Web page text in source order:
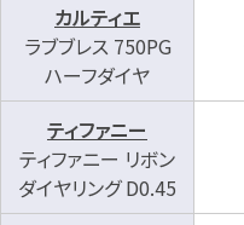
カルティエ
ラブブレス 750PG
ハーフダイヤ
ティファニー
ティファニー リボン
ダイヤリング D0.45